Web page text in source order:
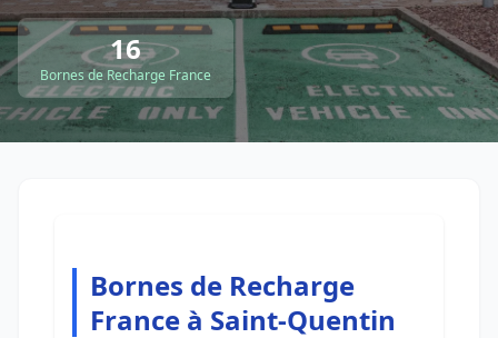
16
Bornes de Recharge France
Bornes de Recharge
France à Saint-Quentin